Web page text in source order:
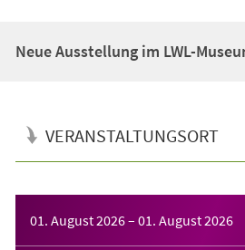
Neue Ausstellung im LWL-
VERANSTALTUNGSORT
01. August 2026– 01. August 2026